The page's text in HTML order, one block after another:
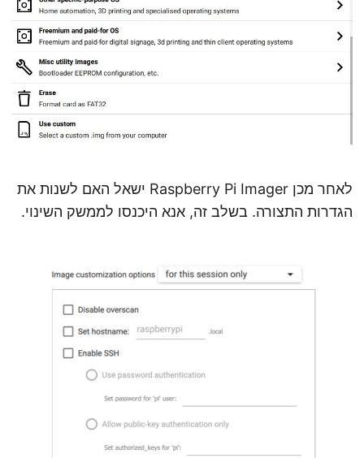
לאחר מכן Raspberry Pi Imager ישאל האם לשנות את
הגדרות התצורה. בשלב זה, אנא היכנסו לממשק השינוי.